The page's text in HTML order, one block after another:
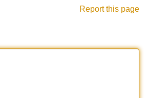
Report this page